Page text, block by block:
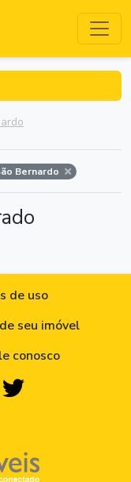
Bernardo
de uso
seu imóvel
conosco